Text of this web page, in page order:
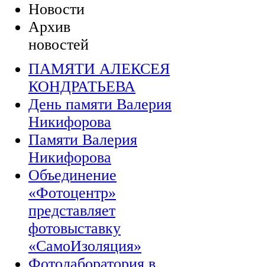
Новости
Архив
новостей
ПАМЯТИ АЛЕКСЕЯ
КОНДРАТЬЕВА
День памяти Валерия
Никифорова
Памяти Валерия
Никифорова
Объединение
«Фотоцентр»
представляет
фотовыставку
«СамоИзоляция»